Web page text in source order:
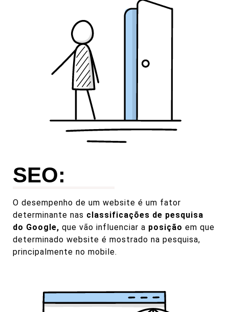
SEO:
O desempenho de um website é um fator
determinante nas classificações de pesquisa
do Google, que vão influenciar a posição em que
determinado website é mostrado na pesquisa,
principalmente no mobile.